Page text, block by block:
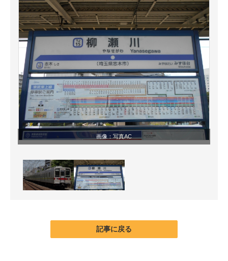
モノづくり技術者専門サイト
エレクトロニクス専門サイト
電子設計の基本と応用
エネルギーの専門メディア
建設×テクノロジーの最前線
ちょっと気になるネットの話題
画像： 写真AC
記事に戻る